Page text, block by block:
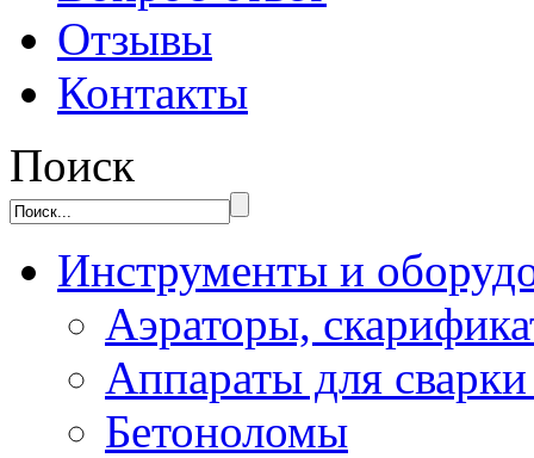
Отзывы
Контакты
Поиск
Инструменты и
Аэраторы,
Аппараты для
Бетоноломы